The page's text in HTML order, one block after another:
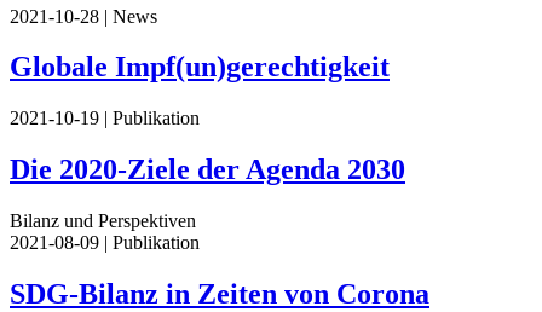
2021-10-28 | News
Globale Impf(un)gerechtigkeit
2021-10-19 | Publikation
Die 2020-Ziele der Agenda 2030
Bilanz und Perspektiven
2021-08-09 | Publikation
SDG-Bilanz in Zeiten von Corona